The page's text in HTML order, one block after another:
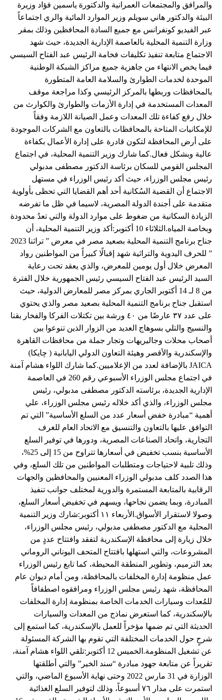
والمرافق والمجتمعات العمرانية والدكتورة ياسمين فؤاد وزيرة
البيئة والدكتور هاني سويلم وزير الموارد المائية والري اجتماعاً
عبر الفيديو كونفرانس مع جميع السادة المحافظين وذلك بمقر
وزارة التنمية المحلية بالعاصمة الإدارية الجديدة، حيث شهد
الاجتماع متابعة تنفيذ تكليفات فخامة الرئيس عبد الفتاح السيسي
فيما يخص الانتهاء من جاهزية جميع مراكز الشبكة الوطنية
الموحدة لخدمات الطوارئ والسلامة العامة المتطورة
بالمحافظات وربطها بالمركز الرئيسي وكذا مراجعة موقف
المعدات المستخدمة في إدارة الأزمات والطوارئ والكوارث من
خلال رفع كفاءة تلك المعدات وعمل الصيانة اللازمة وفقاً
للإمكانيات المتاحة بالمحافظات بالتعاون مع الشركات الموجودة
على أرض المحافظة لتكون قادرة على إدارة الأعمال بكفاءة
عالية وبشكل فعال.كما شارك وزير التنمية المحلية، في اجتماع
المجلس القومي للسكان برئاسة الدكتور مصطفى مدبولي
رئيس مجلس الوزراء، حيث أكد رئيس الوزراء في مستهل
الاجتماع أن القضية السُكانية أحد أهم القضايا التي تحظى بأولوية
متقدمة على أجندة الدولة المصرية، لاسيما في ظل ما تفرضه
الزيادة السكانية من ضغوط على موارد الدولة والتي تعدُ محدودة
وبخاصة المياه.الثلاثاء 10 أكتوبر:أكد وزير التنمية المحلية، أن
جناح برنامج التنمية المحلية بصعيد مصر في معرض ” تراثنا 2023
” للحرف اليدوية والتراثية شهد إقبالًا كبيراً من المواطنين رواد
المعرض خلال أول يومين للمعرض، والذي يعقد تحت رعاية
السيد الرئيس عبد الفتاح السيسي رئيس الجمهورية خلال الفترة
من 8 لـ 14 أكتوبر الجاري بمركز مصر للمعارض الدولية، حيث
استقبل جناح برنامج التنمية المحلية بصعيد مصر والذي يحتوي
على عدد ٣٧ عارضًا من ٤٠ ورشة بين تكتلات الفركا والفخار بقنا
والنسيج والتلي بسوهاج العديد من الزوار الذين تنوعوا بين
أصحاب محلات وجاليريهات وتجار جملة من محافظات القاهرة
والإسكندرية والأقصر وهيئة التعاون الدولي اليابانية ( چايكا)
JAICA بالإضافة لعدد من الإعلاميين.كما شارك اللواء هشام آمنة
في اجتماع مجلس الوزراء الأسبوعي رقم 260 في العاصمة
الإدارية الجديدة، برئاسته الدكتور مصطفى مدبولي، رئيس
مجلس الوزراء، والذي أكد خلاله رئيس مجلس الوزراء، علي
أهمية “مبادرة خفض أسعار عدد من السلع الأساسية” التي تم
التوافق عليها بالتعاون والتنسيق مع الاتحاد العام للغرف
التجارية، واتحاد الصناعات المصرية، ودورها في توفير السلع
الأساسية بنسب تخفيض في أسعارها تتراوح من 15 إلى 25%،
وذلك تلبية لاحتياجات ومتطلبات المواطنين من تلك السلع، وفي
هذا الصدد كلف مدبولي الوزراء المعنيين والمحافظين والجهات
الرقابية بالمتابعة المستمرة والدورية لمختلف جوانب تنفيذ
المبادرة، وبما يضمن نجاحها، ويسهم في تخفيض أسعار السلع،
وصولا لاستقرار الأسواق.الأربعاء ١١ أكتوبر:شارك وزير التنمية
المحلية مع الدكتور مصطفى مدبولي، رئيس مجلس الوزراء،
خلال زيارة إلى محافظة الإسكندرية لتفقد وافتتاح عددٍ من
المشروعات، والتي استهلها بافتتاح المتحف اليوناني الروماني
بعد الترميم، وتطوير المنطقة المحيطة، كما تابع رئيس الوزراء
عمل منظومة إدارة المخلفات بالمحافظة، ومن أمام ديوان عام
المحافظة، شهد رئيس مجلس الوزراء ومرافقوه اصطفافاً
للمُعدات وسيارات الخدمات الخاصة بمنظومة إدارة المخلفات
بالإسكندرية، كما استعرض نماذج من المعدات والسيارات
الحديثة التي تم ضمها مؤخراً للعمل بالإسكندرية، كما استمع إلى
شرحٍ حول الخدمات المختلفة التي تقوم بها الشركة المسئولة
عن تشغيل المنظومة.الخميس 12 أكتوبر:تلقي اللواء هشام آمنة،
تقريراً عن متابعة جهود مبادرة “سند الخير” والتي أطلقتها
الوزارة في 31 مارس 2022 وحتى نهاية الأسبوع الماضي، والتي
استمرت على مدار ٧٦ أسبوعاً، وذلك لتوفير السلع الغذائية